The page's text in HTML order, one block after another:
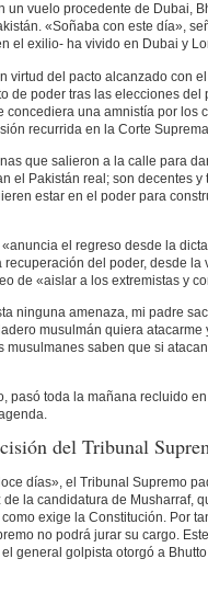
un vuelo procedente de Dubai,
«Soñaba con este día»,
el exilio- ha vivido en Dubai y
virtud del pacto alcanzado con
de poder tras las elecciones del
concediera una amnistía por los
recurrida en la Corte
que salieron a la calle para
el Pakistán real; son decentes
estar en el poder para
el regreso desde la
del poder, desde la
de «aislar a los extremistas y
ninguna amenaza, mi padre
musulmán quiera
musulmanes saben que si
pasó toda la mañana recluido
del Tribunal
días», el Tribunal Supremo
la candidatura de Musharraf,
exige la Constitución. Por
no podrá jurar su cargo.
general golpista otorgó a